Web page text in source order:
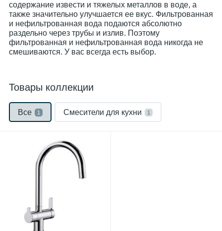
содержание извести и тяжелых металлов в воде, а
также значительно улучшается ее вкус. Фильтрованная
и нефильтрованная вода подаются абсолютно
раздельно через трубы и излив. Поэтому
фильтрованная и нефильтрованная вода никогда не
смешиваются. У вас всегда есть выбор.
Товары коллекции
Все 1 Смесители для кухни 1